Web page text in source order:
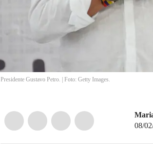
Presidente Gustavo Petro. | Foto: Getty Images.
08/